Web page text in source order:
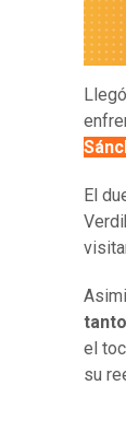
El
tanto
el
su